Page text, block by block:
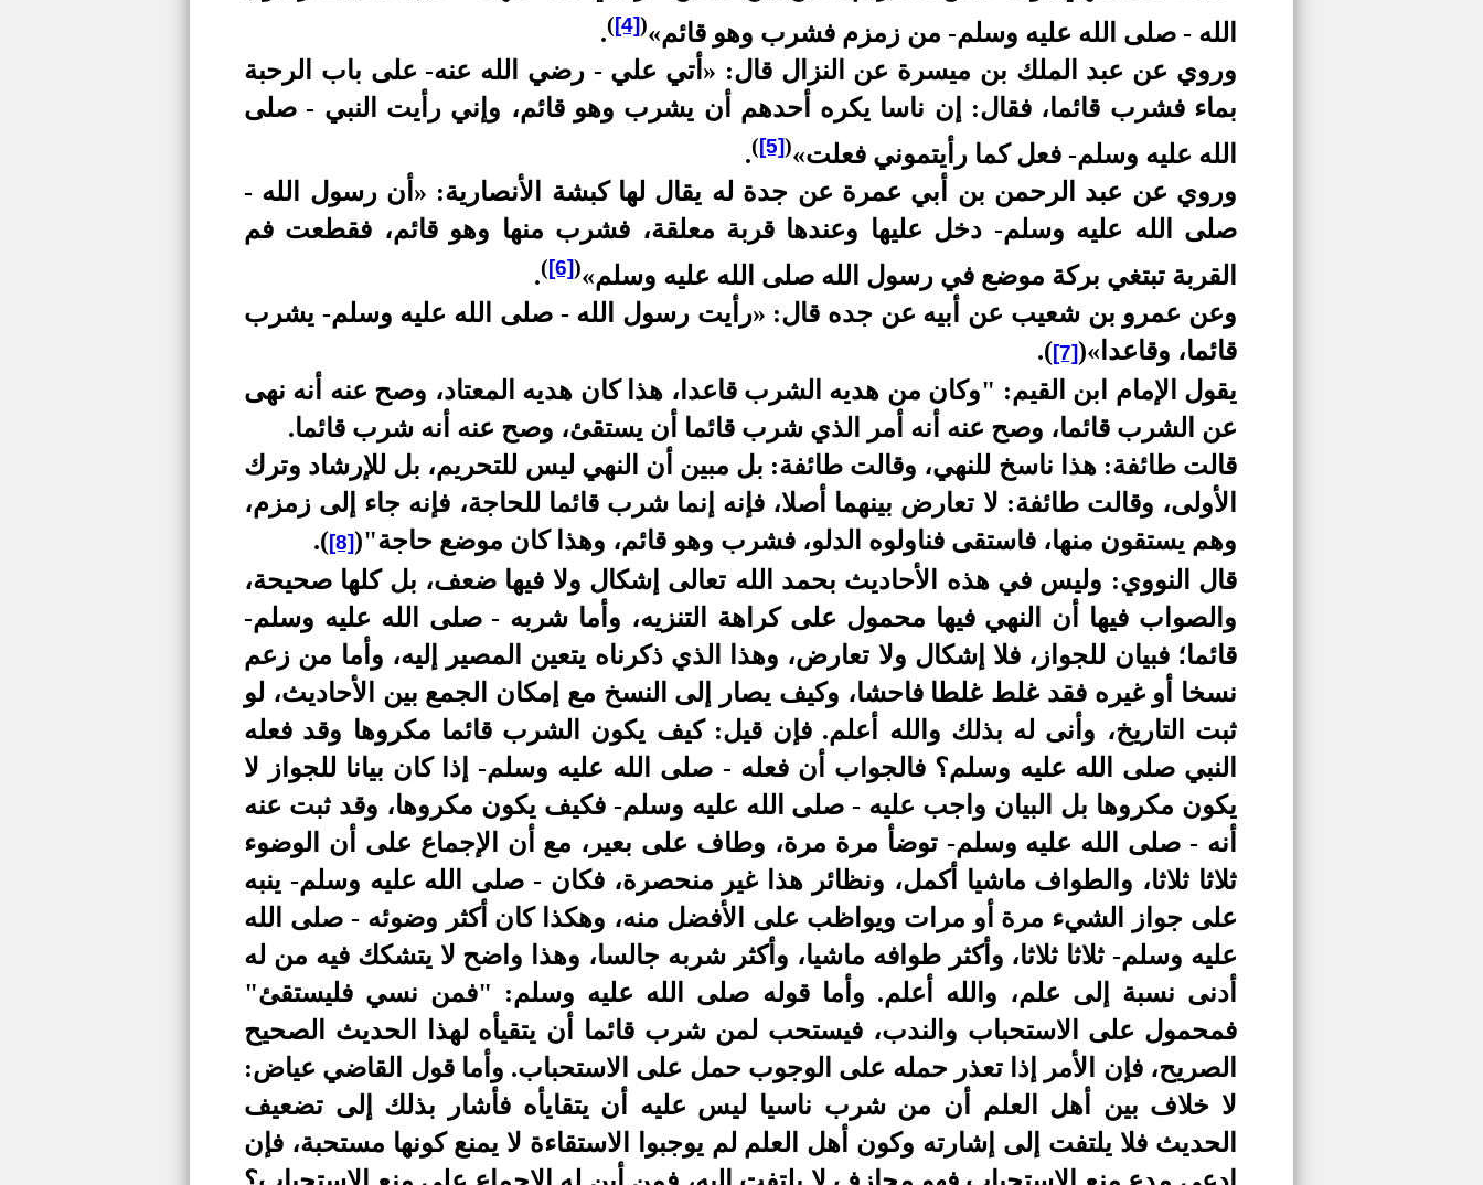
الله - صلى الله عليه وسلم- من زمزم فشرب وهو قائم»(
[4]
)
.
وروي عن عبد الملك بن ميسرة عن النزال قال: «أتي علي - رضي الله عنه- على باب الرحبة
بماء فشرب قائما، فقال: إن ناسا يكره أحدهم أن يشرب وهو قائم، وإني رأيت النبي - صلى
الله عليه وسلم- فعل كما رأيتموني فعلت»(
[5]
)
.
وروي عن عبد الرحمن بن أبي عمرة عن جدة له يقال لها كبشة الأنصارية: «أن رسول الله -
صلى الله عليه وسلم- دخل عليها وعندها قربة معلقة، فشرب منها وهو قائم، فقطعت فم
القربة تبتغي بركة موضع في رسول الله صلى الله عليه وسلم»(
[6]
)
.
وعن عمرو بن شعيب عن أبيه عن جده قال: «رأيت رسول الله - صلى الله عليه وسلم- يشرب
قائما، وقاعدا»(
[7]
)
.
يقول الإمام ابن القيم: "وكان من هديه الشرب قاعدا، هذا كان هديه المعتاد، وصح عنه أنه نهى
عن الشرب قائما، وصح عنه أنه أمر الذي شرب قائما أن يستقئ، وصح عنه أنه شرب قائما.
قالت طائفة: هذا ناسخ للنهي، وقالت طائفة: بل مبين أن النهي ليس للتحريم، بل للإرشاد وترك
الأولى، وقالت طائفة: لا تعارض بينهما أصلا، فإنه إنما شرب قائما للحاجة، فإنه جاء إلى زمزم،
وهم يستقون منها، فاستقى فناولوه الدلو، فشرب وهو قائم، وهذا كان موضع حاجة"(
[8]
)
.
قال النووي: وليس في هذه الأحاديث بحمد الله تعالى إشكال ولا فيها ضعف، بل كلها صحيحة،
والصواب فيها أن النهي فيها محمول على كراهة التنزيه، وأما شربه - صلى الله عليه وسلم-
قائما؛ فبيان للجواز، فلا إشكال ولا تعارض، وهذا الذي ذكرناه يتعين المصير إليه، وأما من زعم
نسخا أو غيره فقد غلط غلطا فاحشا، وكيف يصار إلى النسخ مع إمكان الجمع بين الأحاديث، لو
ثبت التاريخ، وأنى له بذلك والله أعلم. فإن قيل: كيف يكون الشرب قائما مكروها وقد فعله
النبي صلى الله عليه وسلم؟ فالجواب أن فعله - صلى الله عليه وسلم- إذا كان بيانا للجواز لا
يكون مكروها بل البيان واجب عليه - صلى الله عليه وسلم- فكيف يكون مكروها، وقد ثبت عنه
أنه - صلى الله عليه وسلم- توضأ مرة مرة، وطاف على بعير، مع أن الإجماع على أن الوضوء
ثلاثا ثلاثا، والطواف ماشيا أكمل، ونظائر هذا غير منحصرة، فكان - صلى الله عليه وسلم- ينبه
على جواز الشيء مرة أو مرات ويواظب على الأفضل منه، وهكذا كان أكثر وضوئه - صلى الله
عليه وسلم- ثلاثا ثلاثا، وأكثر طوافه ماشيا، وأكثر شربه جالسا، وهذا واضح لا يتشكك فيه من له
أدنى نسبة إلى علم، والله أعلم. وأما قوله صلى الله عليه وسلم: "فمن نسي فليستقئ"
فمحمول على الاستحباب والندب، فيستحب لمن شرب قائما أن يتقيأه لهذا الحديث الصحيح
الصريح، فإن الأمر إذا تعذر حمله على الوجوب حمل على الاستحباب. وأما قول القاضي عياض:
لا خلاف بين أهل العلم أن من شرب ناسيا ليس عليه أن يتقايأه فأشار بذلك إلى تضعيف
الحديث فلا يلتفت إلى إشارته وكون أهل العلم لم يوجبوا الاستقاءة لا يمنع كونها مستحبة، فإن